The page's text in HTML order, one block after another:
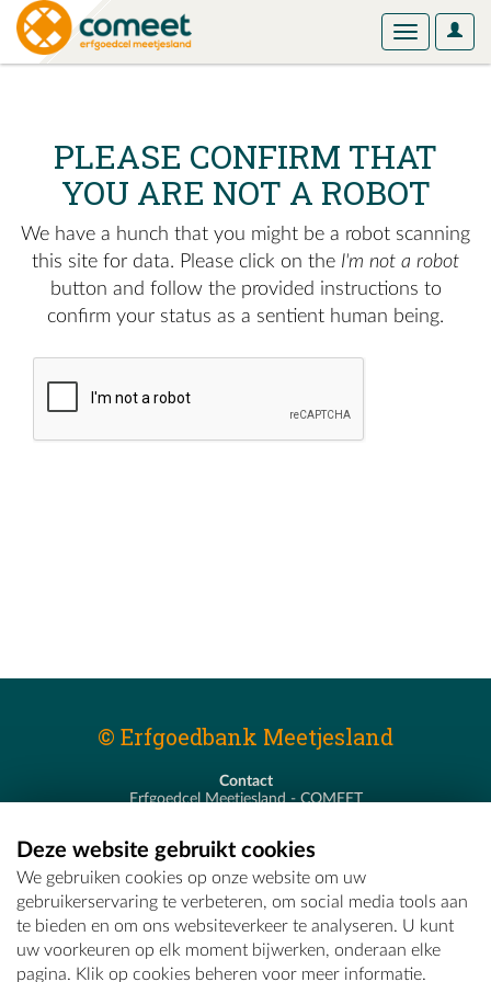
User
Toggle
PLEASE CONFIRM THAT
YOU ARE NOT A ROBOT
We have a hunch that you might be a robot scanning
this site for data. Please click on the I'm not a robot
button and follow the provided instructions to
confirm your status as a sentient human being.
© Erfgoedbank Meetjesland
Contact
Erfgoedcel Meetjesland - COMEET
T - 09 373 75 96
E -erfgoedcel@comeet.be
Deze website gebruikt cookies
We gebruiken cookies op onze website om uw
gebruikerservaring te verbeteren, om social media tools aan
te bieden en om ons websiteverkeer te analyseren. U kunt
uw voorkeuren op elk moment bijwerken, onderaan elke
pagina. Klik op cookies beheren voor meer informatie.